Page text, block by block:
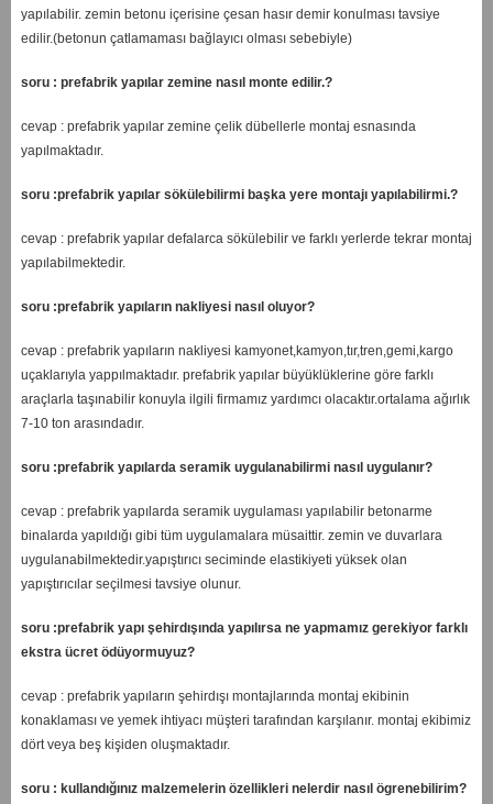
yapılabilir. zemin betonu içerisine çesan hasır demir konulması tavsiye
edilir.(betonun çatlamaması bağlayıcı olması sebebiyle)
soru : prefabrik yapılar zemine nasıl monte edilir.?
cevap : prefabrik yapılar zemine çelik dübellerle montaj esnasında
yapılmaktadır.
soru :prefabrik yapılar sökülebilirmi başka yere montajı yapılabilirmi.?
cevap : prefabrik yapılar defalarca sökülebilir ve farklı yerlerde tekrar montaj
yapılabilmektedir.
soru :prefabrik yapıların nakliyesi nasıl oluyor?
cevap : prefabrik yapıların nakliyesi kamyonet,kamyon,tır,tren,gemi,kargo
uçaklarıyla yappılmaktadır. prefabrik yapılar büyüklüklerine göre farklı
araçlarla taşınabilir konuyla ilgili firmamız yardımcı olacaktır.ortalama ağırlık
7-10 ton arasındadır.
soru :prefabrik yapılarda seramik uygulanabilirmi nasıl uygulanır?
cevap : prefabrik yapılarda seramik uygulaması yapılabilir betonarme
binalarda yapıldığı gibi tüm uygulamalara müsaittir. zemin ve duvarlara
uygulanabilmektedir.yapıştırıcı seciminde elastikiyeti yüksek olan
yapıştırıcılar seçilmesi tavsiye olunur.
soru :prefabrik yapı şehirdışında yapılırsa ne yapmamız gerekiyor farklı
ekstra ücret ödüyormuyuz?
cevap : prefabrik yapıların şehirdışı montajlarında montaj ekibinin
konaklaması ve yemek ihtiyacı müşteri tarafından karşılanır. montaj ekibimiz
dört veya beş kişiden oluşmaktadır.
soru : kullandığınız malzemelerin özellikleri nelerdir nasıl ögrenebilirim?